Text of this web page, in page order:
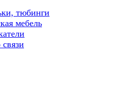
тюбинги
мебель